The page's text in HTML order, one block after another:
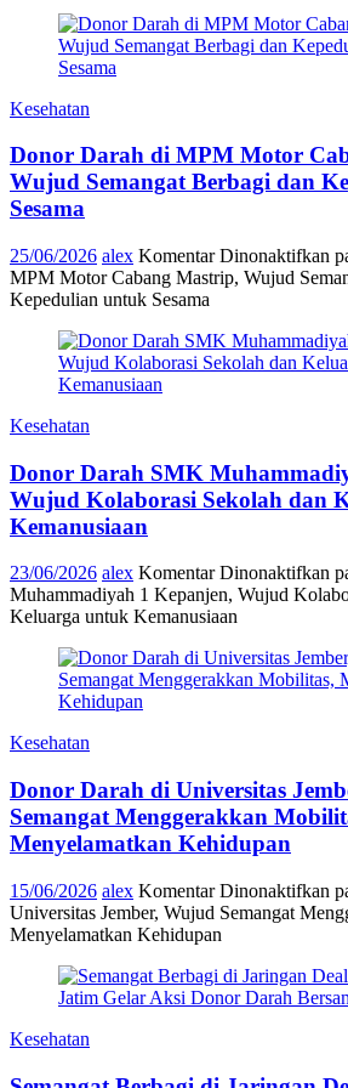
Kesehatan
Donor Darah di MPM Motor
Wujud Semangat Berbagi dan
Sesama
25/06/2026 alex Komentar Dinonaktifkan
MPM Motor Cabang Mastrip, Wujud
Kepedulian untuk Sesama
Kesehatan
Donor Darah SMK
Wujud Kolaborasi Sekolah dan
Kemanusiaan
23/06/2026 alex Komentar Dinonaktifkan
Muhammadiyah 1 Kepanjen, Wujud
Keluarga untuk Kemanusiaan
Kesehatan
Donor Darah di Universitas
Semangat Menggerakkan
Menyelamatkan Kehidupan
15/06/2026 alex Komentar Dinonaktifkan
Universitas Jember, Wujud Semangat
Menyelamatkan Kehidupan
Kesehatan